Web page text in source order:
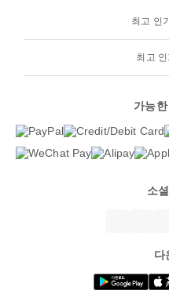
최고 인
최고 인
가능
소
다